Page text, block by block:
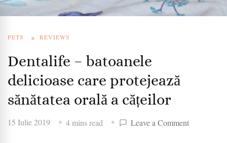
PETS REVIEWS
Dentalife – batoanele
delicioase care protejează
sănătatea orală a cățeilor
15 Iulie 2019 4 mins read Leave a Commenton